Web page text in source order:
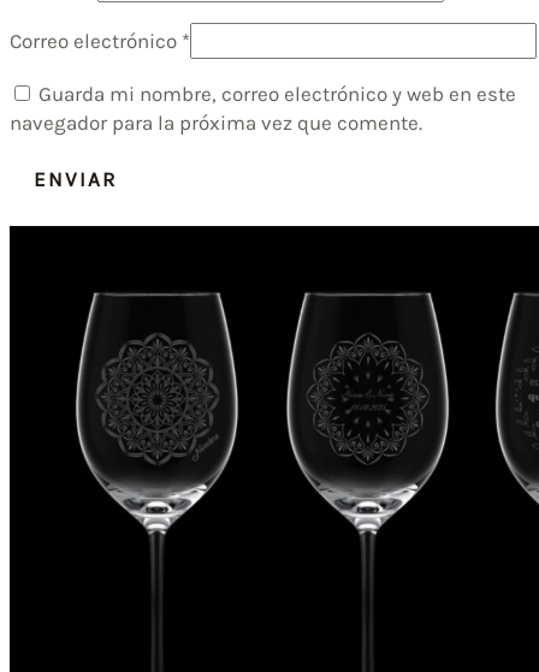
Correo electrónico *
Guarda mi nombre, correo electrónico y web en este
navegador para la próxima vez que comente.